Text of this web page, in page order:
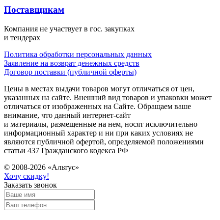
Поставщикам
Компания не участвует в гос. закупках
и тендерах
Политика обработки персональных данных
Заявление на возврат денежных средств
Договор поставки (публичной оферты)
Цены в местах выдачи товаров могут отличаться от цен,
указанных на сайте. Внешний вид товаров и упаковки может
отличаться от изображенных на Сайте. Обращаем ваше
внимание, что данный интернет-сайт
и материалы, размещенные на нем, носят исключительно
информационный характер и ни при каких условиях не
являются публичной офертой, определяемой положениями
статьи 437 Гражданского кодекса РФ
© 2008-2026 «Альтус»
Хочу скидку!
Заказать звонок